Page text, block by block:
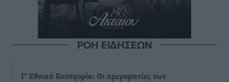
ΡΟΗ ΕΙΔΗΣΕΩΝ
Γ’ Εθνική Κατηγορία: Οι ημερομηνίες των